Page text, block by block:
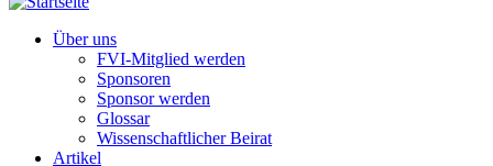
Über uns
FVI-Mitglied werden
Sponsoren
Sponsor werden
Glossar
Wissenschaftlicher Beirat
Artikel